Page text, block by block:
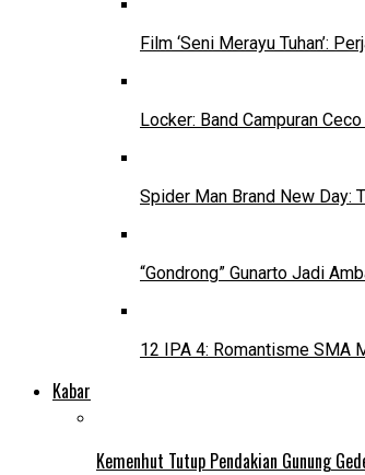
Film ‘Seni Merayu Tuhan’:
Locker: Band Campuran
Spider Man Brand New Day:
“Gondrong” Gunarto Jadi
12 IPA 4: Romantisme SMA
Kabar
Kemenhut Tutup Pendakian Gunung